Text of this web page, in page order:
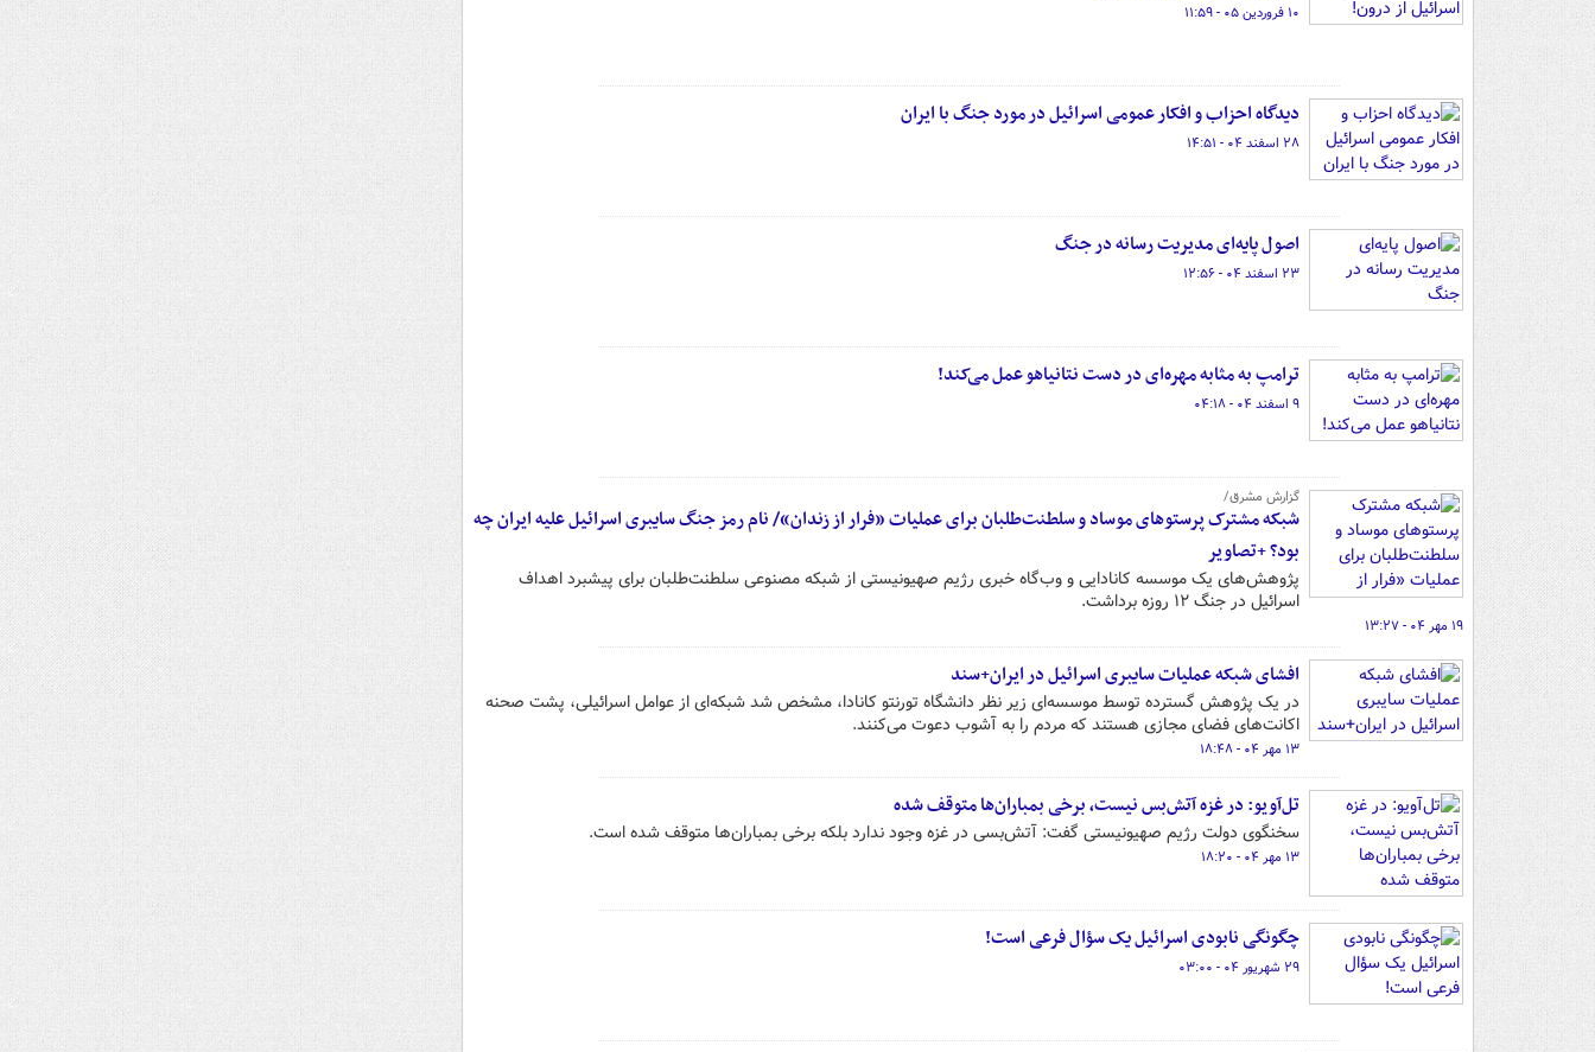
۱۰ فروردین ۰۵ - ۱۱:۵۹
دیدگاه احزاب و افکار عمومی اسرائیل در مورد جنگ با ایران
۲۸ اسفند ۰۴ - ۱۴:۵۱
اصول پایه‌ای مدیریت رسانه در جنگ
۲۳ اسفند ۰۴ - ۱۲:۵۶
ترامپ به مثابه مهره‌ای در دست نتانیاهو عمل می‌کند!
۹ اسفند ۰۴ - ۰۴:۱۸
گزارش مشرق/
شبکه مشترک پرستوهای موساد و سلطنت‌طلبان برای عملیات «فرار از زندان»/ نام رمز جنگ سایبری اسرائیل علیه ایران چه
بود؟ +تصاویر
پژوهش‌های یک موسسه کانادایی و وب‌گاه خبری رژیم صهیونیستی از شبکه مصنوعی سلطنت‌طلبان برای پیشبرد اهداف
اسرائیل در جنگ ۱۲ روزه برداشت.
۱۹ مهر ۰۴ - ۱۳:۲۷
افشای شبکه عملیات سایبری اسرائیل در ایران+سند
در یک پژوهش گسترده توسط موسسه‌ای زیر نظر دانشگاه تورنتو کانادا، مشخص شد شبکه‌ای از عوامل اسرائیلی، پشت صحنه
اکانت‌های فضای مجازی هستند که مردم را به آشوب دعوت می‌کنند.
۱۳ مهر ۰۴ - ۱۸:۴۸
تل‌آویو: در غزه آتش‌بس نیست، برخی بمباران‌ها متوقف شده
سخنگوی دولت رژیم صهیونیستی گفت: آتش‌بسی در غزه وجود ندارد بلکه برخی بمباران‌ها متوقف شده است.
۱۳ مهر ۰۴ - ۱۸:۲۰
چگونگی نابودی اسرائیل یک سؤال فرعی است!
۲۹ شهریور ۰۴ - ۰۳:۰۰